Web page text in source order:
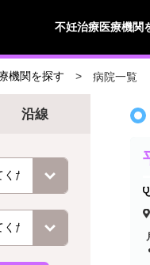
不妊治療医療機関
機関を探す 病院一覧
沿線